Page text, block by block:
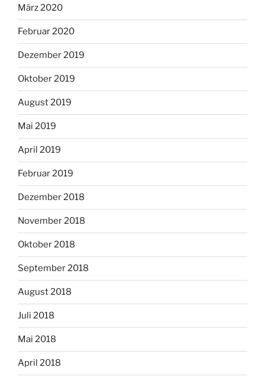
März 2020
Februar 2020
Dezember 2019
Oktober 2019
August 2019
Mai 2019
April 2019
Februar 2019
Dezember 2018
November 2018
Oktober 2018
September 2018
August 2018
Juli 2018
Mai 2018
April 2018